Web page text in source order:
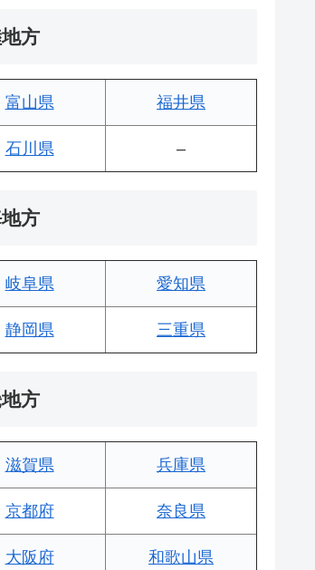
方
富山県 福井県
石川県 –
方
岐阜県 愛知県
静岡県 三重県
方
滋賀県 兵庫県
京都府 奈良県
大阪府 和歌山県